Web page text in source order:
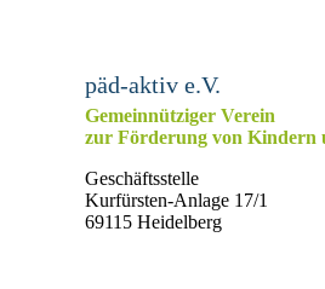
päd-aktiv e.V.
Gemeinnütziger Verein
zur Förderung von Kindern
Geschäftsstelle
Kurfürsten-Anlage 17/1
69115 Heidelberg